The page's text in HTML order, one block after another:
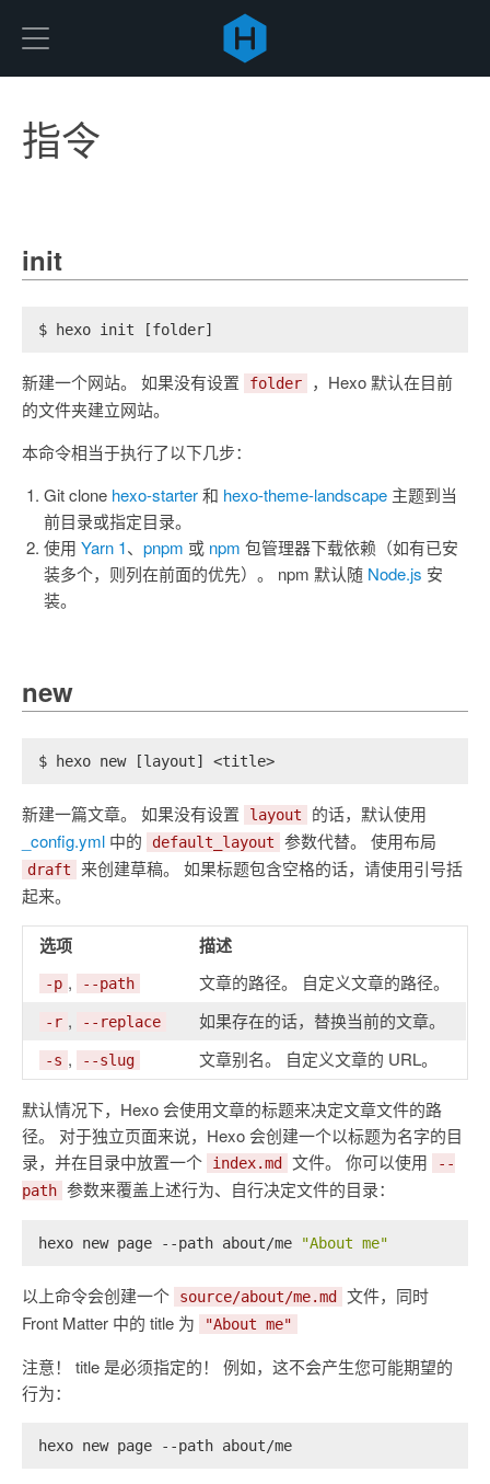
指令
init
$ hexo init [folder]
新建一个网站。 如果没有设置 folder
，Hexo 默认在目前
的文件夹建立网站。
本命令相当于执行了以下几步：
Git clone hexo-starter和 hexo-theme-landscape 主题到当
前目录或指定目录。
使用 Yarn 1、 pnpm 或 npm 包管理器下载依赖（如有已安
装多个，则列在前面的优先）。 npm 默认随 Node.js 安
装。
new
$ hexo new [layout] <title>
新建一篇文章。 如果没有设置 layout
的话，默认使用
_config.yml 中的 default_layout 参数代替。 使用布局
draft
来创建草稿。 如果标题包含空格的话，请使用引号括
起来。
选项 描述
-p , --path 文章的路径。 自定义文章的路径。
-r , --replace 如果存在的话，替换当前的文章。
-s , --slug 文章别名。 自定义文章的 URL。
默认情况下，Hexo 会使用文章的标题来决定文章文件的路
径。 对于独立页面来说，Hexo 会创建一个以标题为名字的目
录，并在目录中放置一个
index.md 文件。 你可以使用
--
path 参数来覆盖上述行为、自行决定文件的目录：
hexo new page --path about/me "About me"
以上命令会创建一个 source/about/me.md 文件，同时
Front Matter 中的 title 为
"About me"
注意！ title 是必须指定的！ 例如，这不会产生您可能期望的
行为：
hexo new page --path about/me